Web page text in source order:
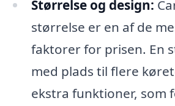
Størrelse og design:
størrelse er en af de
faktorer for prisen. En
med plads til flere
ekstra funktioner, som